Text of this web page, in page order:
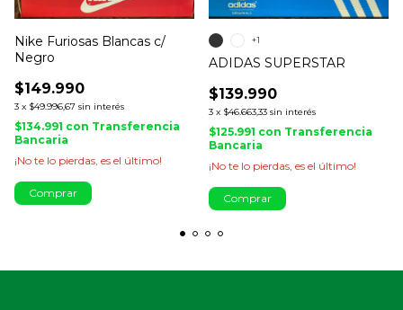
Nike Furiosas Blancas c/
Negro
$149.990
3 x $49.996,67 sin interés
$134.991 con Transferencia
Bancaria
¡No te lo pierdas, es el último!
Comprar
ADIDAS SUPERSTAR
$139.990
3 x $46.663,33 sin interés
$125.991 con Transferencia
Bancaria
¡No te lo pierdas, es el último!
+1
Comprar